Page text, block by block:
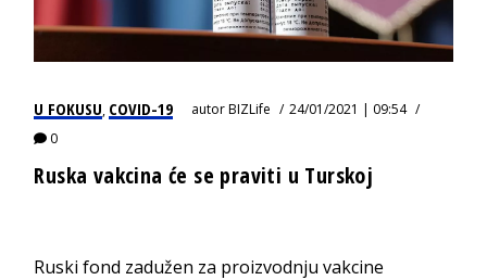
U FOKUSU, COVID-19 autorBIZLife
24/01/2021 | 09:54
0
Ruska vakcina će se praviti u Turskoj
Ruski fond zadužen za proizvodnju vakcine